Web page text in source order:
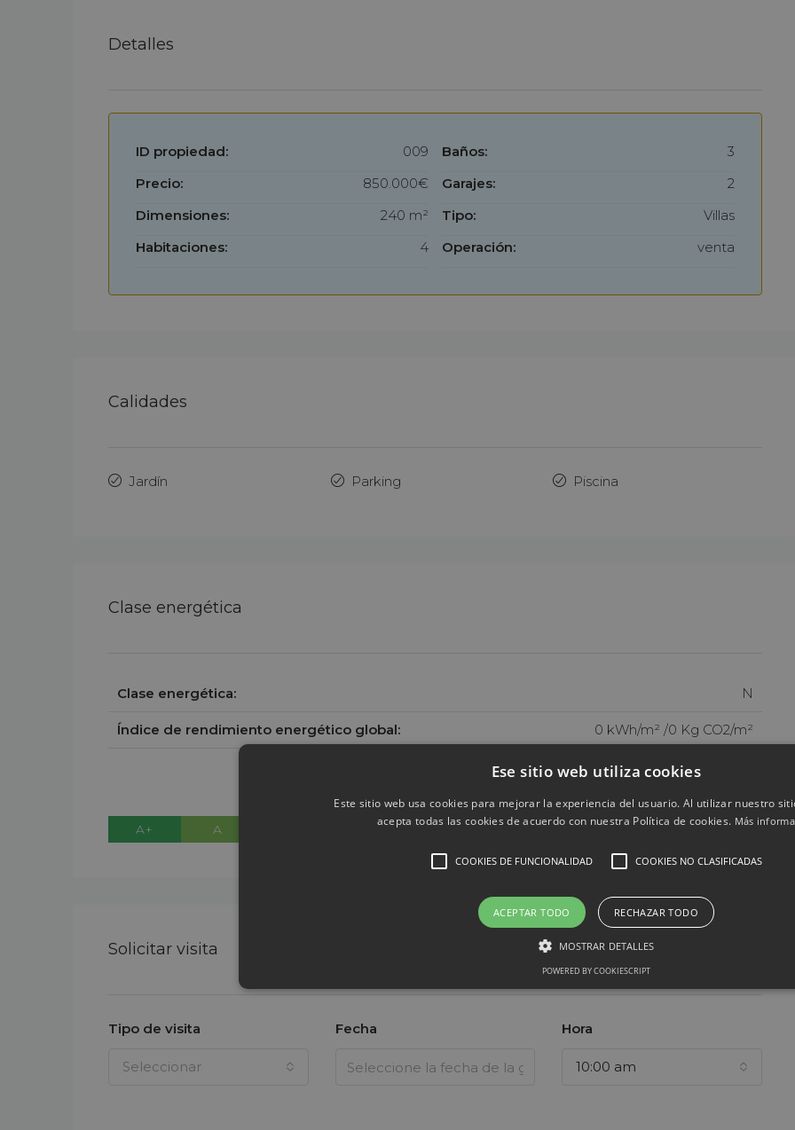
Detalles
ID propiedad:
009
Precio:
850.000€
Dimensiones:
240 m²
Habitaciones:
4
Baños:
3
Garajes:
2
Tipo:
Villas
Operación:
venta
Calidades
Jardín Parking Piscina
Clase energética
Clase energética: N
Índice de rendimiento energético global: 0 kWh/m² /0 Kg CO2/m²
A+ A D E F G H
Solicitar visita
Tipo de visita
Seleccionar
Fecha Hora
10:00 am
Ese sitio web utiliza cookies
Este sitio web usa cookies para mejorar la experiencia del usuario. Al utilizar nuestro
acepta todas las cookies de acuerdo con nuestra Política de cookies. Más
COOKIES DE FUNCIONALIDAD COOKIES NO CLASIFICADAS
ACEPTAR TODO RECHAZAR TODO
MOSTRAR DETALLES
POWERED BY COOKIESCRIPT